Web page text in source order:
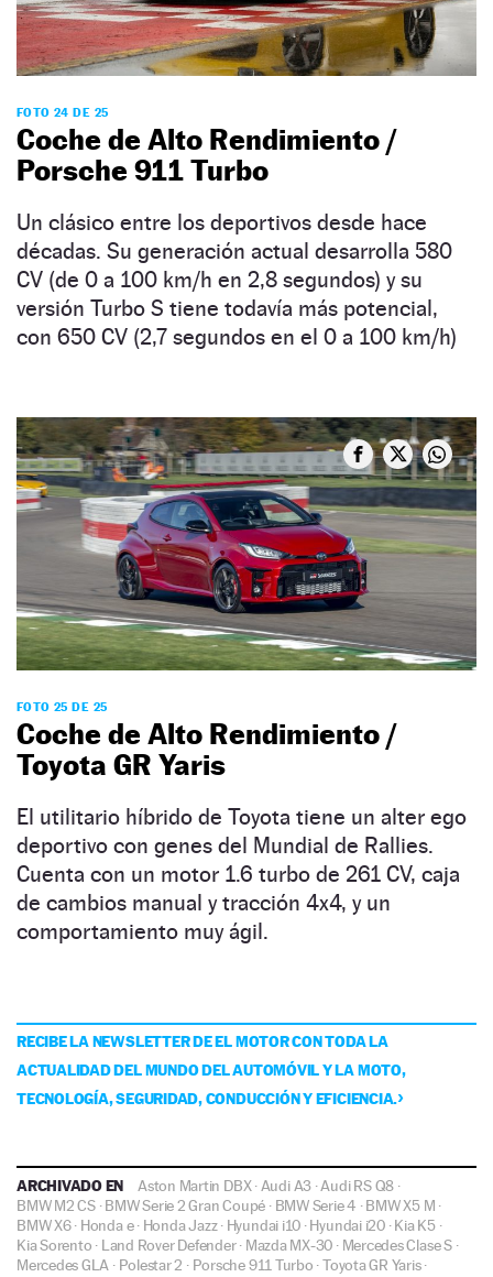
FOTO 24 DE 25
Coche de Alto Rendimiento /
Porsche 911 Turbo
Un clásico entre los deportivos desde hace
décadas. Su generación actual desarrolla 580
CV (de 0 a 100 km/h en 2,8 segundos) y su
versión Turbo S tiene todavía más potencial,
con 650 CV (2,7 segundos en el 0 a 100 km/h)
FOTO 25 DE 25
Coche de Alto Rendimiento /
Toyota GR Yaris
El utilitario híbrido de Toyota tiene un alter ego
deportivo con genes del Mundial de Rallies.
Cuenta con un motor 1.6 turbo de 261 CV, caja
de cambios manual y tracción 4x4, y un
comportamiento muy ágil.
RECIBE LA NEWSLETTER DE EL MOTOR CON TODA LA
ACTUALIDAD DEL MUNDO DEL AUTOMÓVIL Y LA MOTO,
TECNOLOGÍA, SEGURIDAD, CONDUCCIÓN Y EFICIENCIA.
ARCHIVADO EN Aston Martin DBX·Audi A3 ·Audi RS Q8 ·
BMW M2 CS·BMW Serie 2 Gran Coupé · BMW Serie 4 ·BMW X5 M ·
BMW X6· Honda e· Honda Jazz· Hyundai i10 ·Hyundai i20·Kia K5·
Kia Sorento · Land Rover Defender· Mazda MX-30 · Mercedes Clase S·
Mercedes GLA · Polestar 2 · Porsche 911 Turbo ·Toyota GR Yaris·